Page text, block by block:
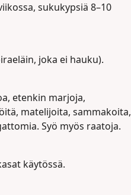
sukukypsiä 8–10
joka ei hauku).
etenkin marjoja,
matelijoita, sammakoita,
Syö myös raatoja.
käytössä.